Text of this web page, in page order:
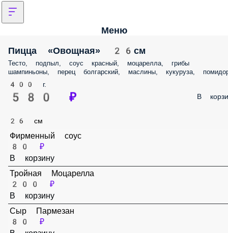
Меню
Пицца «Овощная» 26см
Тесто, подпыл, соус красный, моцарелла, грибы шампиньоны, перец
болгарский, маслины, кукуруза, помидор
400 г.
580 ₽ В
26 см
Фирменный соус
80 ₽
В корзину
Тройная Моцарелла
200 ₽
В корзину